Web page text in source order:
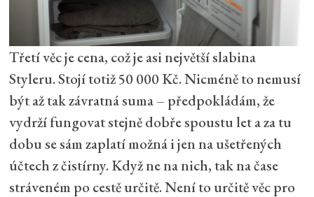
Třetí věc je cena, což je asi největší slabina
Styleru. Stojí totiž 50 000 Kč. Nicméně to nemusí
být až tak závratná suma – předpokládám, že
vydrží fungovat stejně dobře spoustu let a za tu
dobu se sám zaplatí možná i jen na ušetřených
účtech z čistírny. Když ne na nich, tak na čase
stráveném po cestě určitě. Není to určitě věc pro